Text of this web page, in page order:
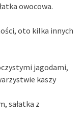
owocowa.
oto kilka innych
jagodami,
kaszy
sałatka z